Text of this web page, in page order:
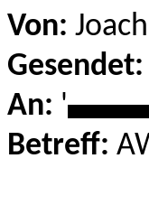
Von:
Gesendet:
An: '
Betreff: